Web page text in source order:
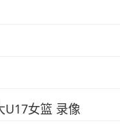
U17女篮 录像